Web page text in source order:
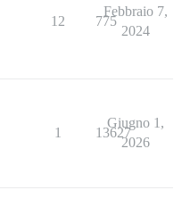
12 775
Febbraio 7,
2024
1 13627
Giugno 1,
2026